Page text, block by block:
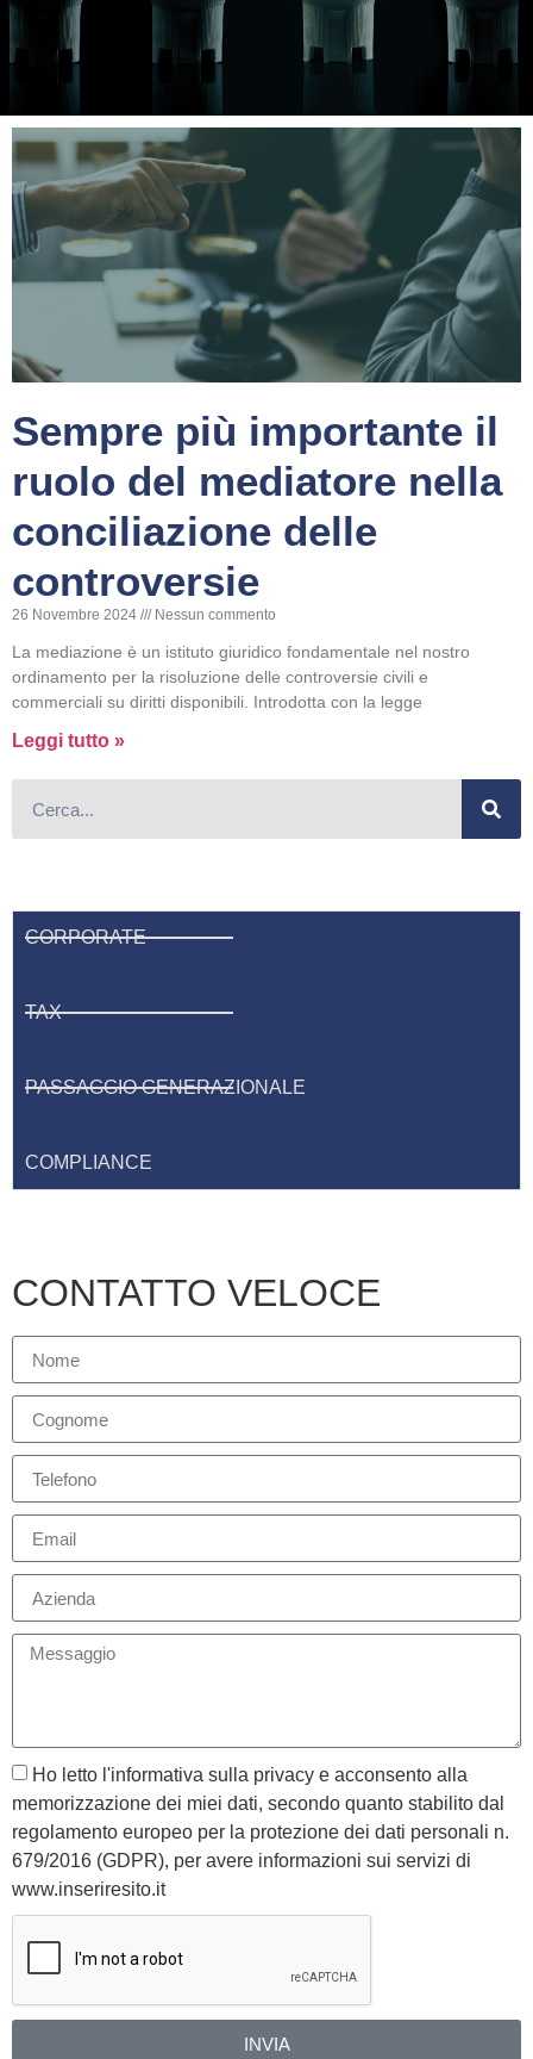
Sempre più importante il
ruolo del mediatore nella
conciliazione delle
controversie
26 Novembre 2024 Nessun commento
La mediazione è un istituto giuridico fondamentale nel nostro
ordinamento per la risoluzione delle controversie civili e
commerciali su diritti disponibili. Introdotta con la legge
Leggi tutto »
CORPORATE
TAX
PASSAGGIO GENERAZIONALE
COMPLIANCE
CONTATTO VELOCE
Ho letto l'informativa sulla privacy e acconsento alla
memorizzazione dei miei dati, secondo quanto stabilito dal
regolamento europeo per la protezione dei dati personali n.
679/2016 (GDPR), per avere informazioni sui servizi di
www.inseriresito.it
INVIA